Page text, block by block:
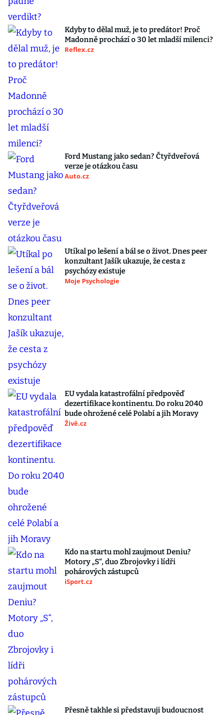
Kdyby to dělal muž, je to predátor! Proč
Madonně prochází o 30 let mladší milenci?
Reflex.cz
Ford Mustang jako sedan? Čtyřdveřová
verze je otázkou času
Auto.cz
Utíkal po lešení a bál se o život. Dnes peer
konzultant Jašík ukazuje, že cesta z
psychózy existuje
Moje Psychologie
EU vydala katastrofální předpověď
dezertifikace kontinentu. Do roku 2040
bude ohrožené celé Polabí a jih Moravy
Živě.cz
Kdo na startu mohl zaujmout Deniu?
Motory „S“, duo Zbrojovky i lídři
pohárových zástupců
iSport.cz
Přesně takhle si představuji budoucnost